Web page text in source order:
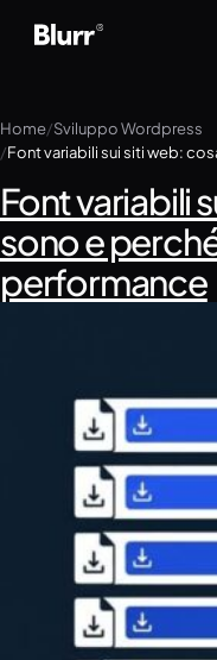
Chi siamo
Contatti
Home Sviluppo Wordpress
Font variabili
sono e
performance